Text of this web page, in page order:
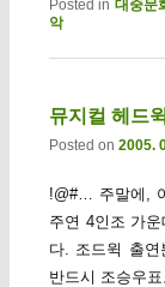
Posted in 대중문
악
뮤지컬 헤드
Posted on 2005.
!@#… 주말에,
주연 4인조 가
다. 조드윅 출연
반드시 조승우